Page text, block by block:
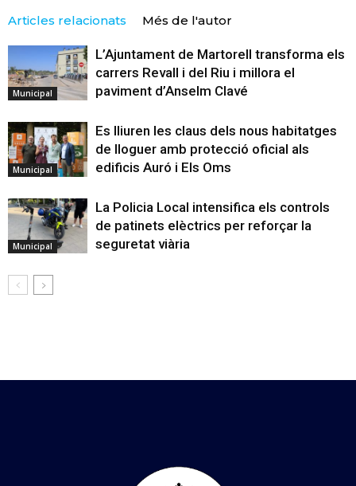
Articles relacionats Més de l'autor
Municipal
L’Ajuntament de Martorell transforma els
carrers Revall i del Riu i millora el
paviment d’Anselm Clavé
Municipal
Es lliuren les claus dels nous habitatges
de lloguer amb protecció oficial als
edificis Auró i Els Oms
Municipal
La Policia Local intensifica els controls
de patinets elèctrics per reforçar la
seguretat viària